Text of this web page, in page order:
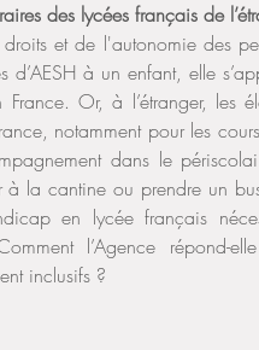
des lycées français de
et de l'autonomie des
d’AESH à un enfant, elle
France. Or, à l’étranger, les
notamment pour les
dans le
à la cantine ou prendre un
en lycée français
l’Agence répond-
inclusifs ?